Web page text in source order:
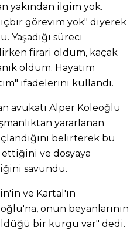
yakından ilgim yok.
görevim yok" diyerek
süreci
firari oldum, kaçak
oldum. Hayatım
ifadelerini kullandı.
avukatı Alper Köleoğlu
yararlanan
belirterek bu
ve dosyaya
savundu.
ve Kartal'ın
onun beyanlarının
bir kurgu var" dedi.